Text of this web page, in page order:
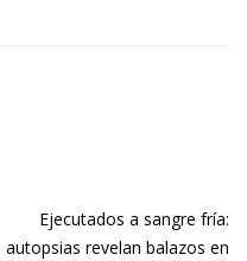
Ejecutados a sangre fría:
autopsias revelan balazos en